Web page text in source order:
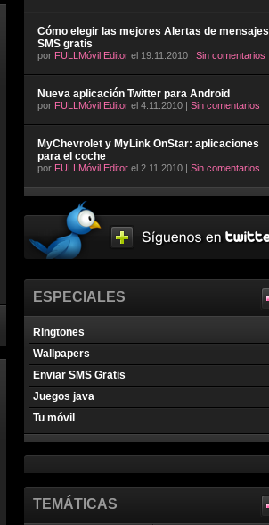
Cómo elegir las mejores Alertas de mensajes
SMS gratis
por FULLMóvil Editor el 19.11.2010 | Sin comentarios
Nueva aplicación Twitter para Android
por FULLMóvil Editor el 4.11.2010 | Sin comentarios
MyChevrolet y MyLink OnStar: aplicaciones
para el coche
por FULLMóvil Editor el 2.11.2010 | Sin comentarios
ESPECIALES
Ringtones
Wallpapers
Enviar SMS Gratis
Juegos java
Tu móvil
TEMÁTICAS